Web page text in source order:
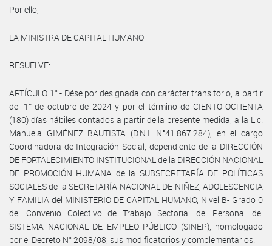
Por ello,
LA MINISTRA DE CAPITAL HUMANO
RESUELVE:
ARTÍCULO 1°.- Dése por designada con carácter transitorio, a partir
del 1° de octubre de 2024 y por el término de CIENTO OCHENTA
(180) días hábiles contados a partir de la presente medida, a la Lic.
Manuela GIMÉNEZ BAUTISTA (D.N.I. N°41.867.284), en el cargo
Coordinadora de Integración Social, dependiente de la DIRECCIÓN
DE FORTALECIMIENTO INSTITUCIONAL de la DIRECCIÓN NACIONAL
DE PROMOCIÓN HUMANA de la SUBSECRETARÍA DE POLÍTICAS
SOCIALES de la SECRETARÍA NACIONAL DE NIÑEZ, ADOLESCENCIA
Y FAMILIA del MINISTERIO DE CAPITAL HUMANO, Nivel B- Grado 0
del Convenio Colectivo de Trabajo Sectorial del Personal del
SISTEMA NACIONAL DE EMPLEO PÚBLICO (SINEP), homologado
por el Decreto N° 2098/08, sus modificatorios y complementarios.